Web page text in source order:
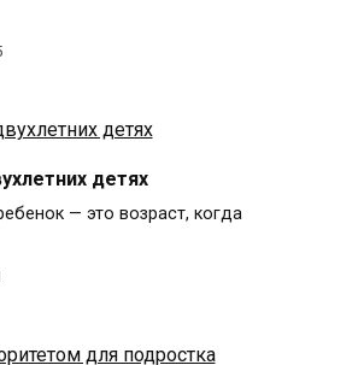
детях
— это возраст, когда